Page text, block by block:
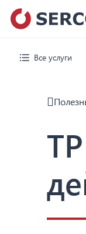
Все услуги